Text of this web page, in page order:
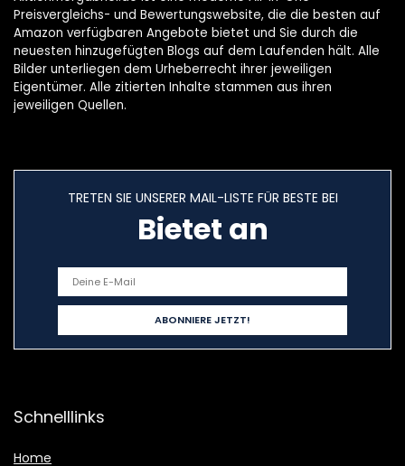
Preisvergleichs- und Bewertungswebsite, die die besten auf
Amazon verfügbaren Angebote bietet und Sie durch die
neuesten hinzugefügten Blogs auf dem Laufenden hält. Alle
Bilder unterliegen dem Urheberrecht ihrer jeweiligen
Eigentümer. Alle zitierten Inhalte stammen aus ihren
jeweiligen Quellen.
TRETEN SIE UNSERER MAIL-LISTE FÜR BESTE BEI
Bietet an
Schnelllinks
Home